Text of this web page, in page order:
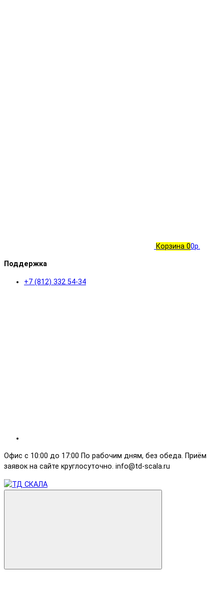
Корзина 00р.
Поддержка
+7 (812) 332 54-34
Офис с 10:00 до 17:00 По рабочим дням, без обеда. Приём
заявок на сайте круглосуточно. info@td-scala.ru